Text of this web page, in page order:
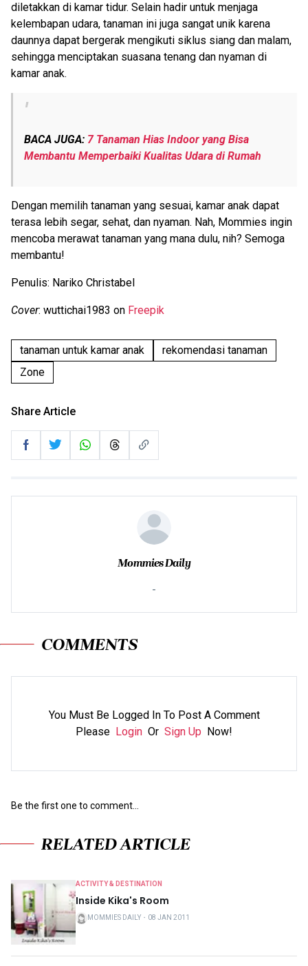
diletakkan di kamar tidur. Selain hadir untuk menjaga
kelembapan udara, tanaman ini juga sangat unik karena
daunnya dapat bergerak mengikuti siklus siang dan malam,
sehingga menciptakan suasana tenang dan nyaman di
kamar anak.
BACA JUGA: 7 Tanaman Hias Indoor yang Bisa
Membantu Memperbaiki Kualitas Udara di Rumah
Dengan memilih tanaman yang sesuai, kamar anak dapat
terasa lebih segar, sehat, dan nyaman. Nah, Mommies ingin
mencoba merawat tanaman yang mana dulu, nih? Semoga
membantu!
Penulis: Nariko Christabel
Cover: wuttichai1983 on Freepik
tanaman untuk kamar anak
rekomendasi tanaman
Zone
Share Article
Mommies Daily
-
COMMENTS
You Must Be Logged In To Post A Comment
Please Login Or Sign Up Now!
Be the first one to comment...
RELATED ARTICLE
ACTIVITY & DESTINATION
Inside Kika's Room
MOMMIES DAILY ・ 08 JAN 2011